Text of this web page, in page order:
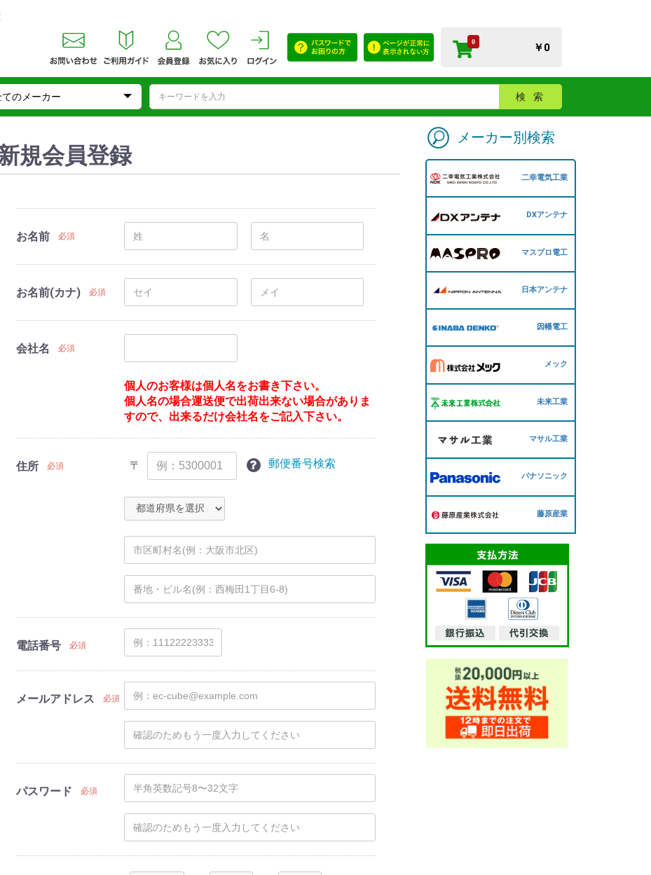
0
￥0
検索
規会員登録
お名前 必須
お名前(カナ) 必須
会社名 必須
個人のお客様は個人名をお書き下さい。
個人名の場合運送便で出荷出来ない場合がありま
すので、出来るだけ会社名をご記入下さい。
住所 必須 〒 郵便番号検索
電話番号 必須
メールアドレス 必須
パスワード 必須
メーカー別検索
二幸電気工業
DXアンテナ
マスプロ電工
日本アンテナ
因幡電工
メック
未来工業
マサル工業
パナソニック
藤原産業